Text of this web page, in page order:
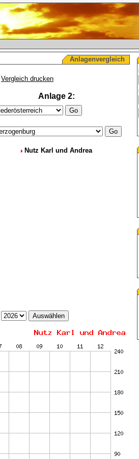
Anlagenvergleich
Vergleich drucken
Anlage 2:
Nutz Karl und Andrea